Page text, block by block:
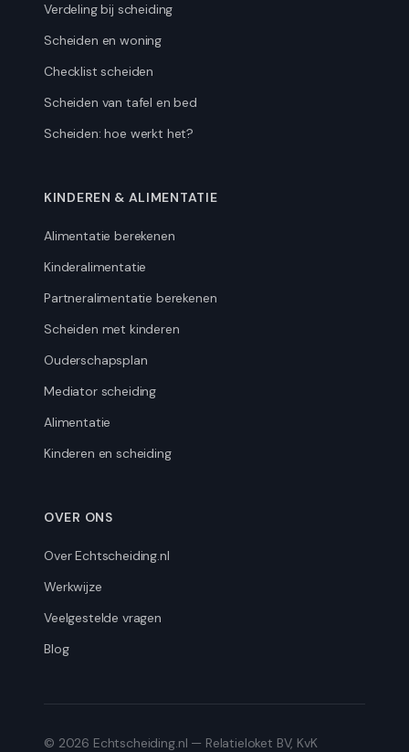
Verdeling bij scheiding
Scheiden en woning
Checklist scheiden
Scheiden van tafel en bed
Scheiden: hoe werkt het?
KINDEREN & ALIMENTATIE
Alimentatie berekenen
Kinderalimentatie
Partneralimentatie berekenen
Scheiden met kinderen
Ouderschapsplan
Mediator scheiding
Alimentatie
Kinderen en scheiding
OVER ONS
Over Echtscheiding.nl
Werkwijze
Veelgestelde vragen
Blog
© 2026 Echtscheiding.nl — Relatieloket BV, KvK